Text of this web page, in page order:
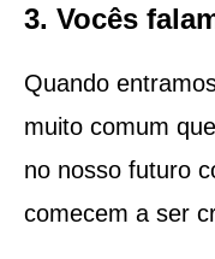
3. Vocês
Quando
muito comum
no nosso futuro
comecem a ser